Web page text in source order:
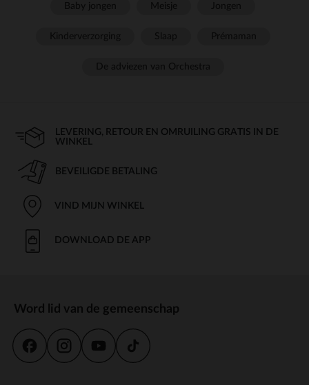
LEVERING, RETOUR EN OMRUILING GRATIS IN DE
WINKEL
BEVEILIGDE BETALING
VIND MIJN WINKEL
DOWNLOAD DE APP
Word lid van de gemeenschap